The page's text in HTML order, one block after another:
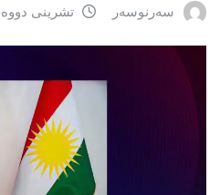
سەرنوسەر تشرینی دووەم 29,